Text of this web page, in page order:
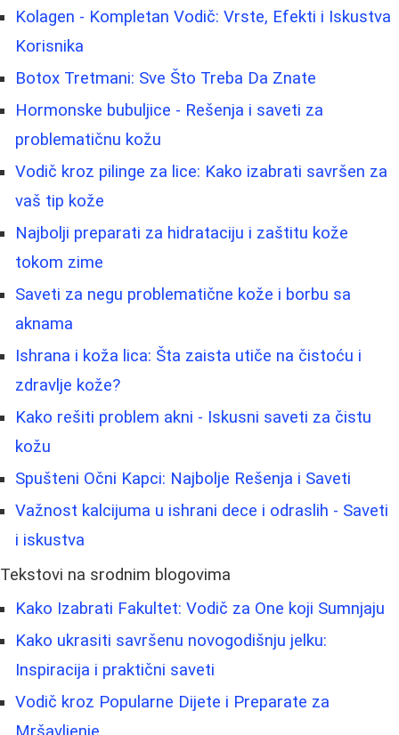
Kolagen - Kompletan Vodič: Vrste, Efekti i Iskustva
Korisnika
Botox Tretmani: Sve Što Treba Da Znate
Hormonske bubuljice - Rešenja i saveti za
problematičnu kožu
Vodič kroz pilinge za lice: Kako izabrati savršen za
vaš tip kože
Najbolji preparati za hidrataciju i zaštitu kože
tokom zime
Saveti za negu problematične kože i borbu sa
aknama
Ishrana i koža lica: Šta zaista utiče na čistoću i
zdravlje kože?
Kako rešiti problem akni - Iskusni saveti za čistu
kožu
Spušteni Očni Kapci: Najbolje Rešenja i Saveti
Važnost kalcijuma u ishrani dece i odraslih - Saveti
i iskustva
Tekstovi na srodnim blogovima
Kako Izabrati Fakultet: Vodič za One koji Sumnjaju
Kako ukrasiti savršenu novogodišnju jelku:
Inspiracija i praktični saveti
Vodič kroz Popularne Dijete i Preparate za